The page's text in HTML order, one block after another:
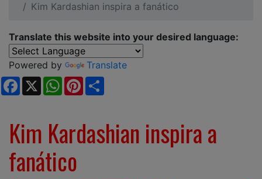
Kim Kardashian inspira a fanático
Translate this website into your desired language:
Powered by
Translate
Facebook
X WhatsApp
Pinterest
Kim Kardashian inspira a
fanático